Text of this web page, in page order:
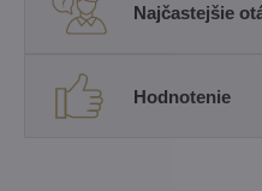
Najčastejšie
Hodnotenie